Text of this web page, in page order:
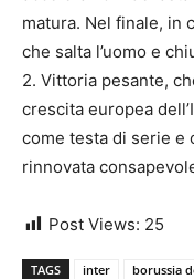
matura. Nel finale, in
che salta l’uomo e
2. Vittoria pesante,
crescita europea
come testa di serie e
rinnovata
Post Views: 25
TAGS inter borussia